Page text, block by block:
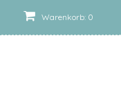
Warenkorb: 0